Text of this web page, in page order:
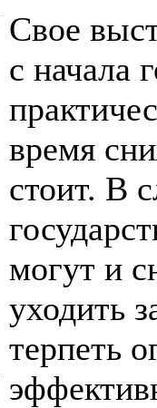
Свое
с начала
время
стоит. В
могут и
уходить
терпеть